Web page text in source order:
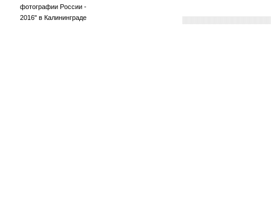
фотографии России -
2016" в Калининграде